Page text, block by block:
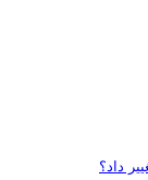
داد؟